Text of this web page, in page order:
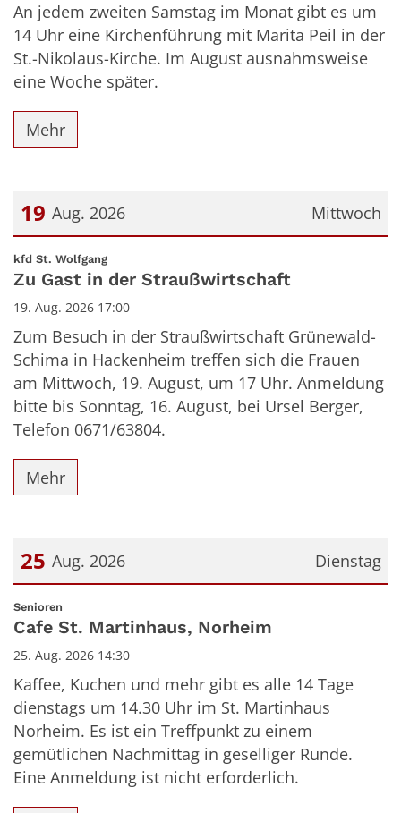
An jedem zweiten Samstag im Monat gibt es um
14 Uhr eine Kirchenführung mit Marita Peil in der
St.-Nikolaus-Kirche. Im August ausnahmsweise
eine Woche später.
Mehr
Mittwoch
19 Aug. 2026
Datum: 19. August 2026
kfd St. Wolfgang:
Zu Gast in der Straußwirtschaft
19. Aug. 2026 17:00
Zum Besuch in der Straußwirtschaft Grünewald-
Schima in Hackenheim treffen sich die Frauen
am Mittwoch, 19. August, um 17 Uhr. Anmeldung
bitte bis Sonntag, 16. August, bei Ursel Berger,
Telefon 0671/63804.
Mehr
Dienstag
25 Aug. 2026
Datum: 25. August 2026
Senioren
Cafe St. Martinhaus, Norheim
25. Aug. 2026 14:30
Kaffee, Kuchen und mehr gibt es alle 14 Tage
dienstags um 14.30 Uhr im St. Martinhaus
Norheim. Es ist ein Treffpunkt zu einem
gemütlichen Nachmittag in geselliger Runde.
Eine Anmeldung ist nicht erforderlich.